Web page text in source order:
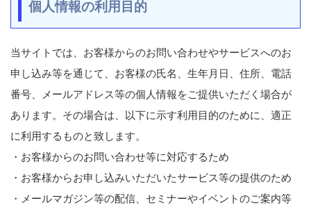
個人情報の利用目的
当サイトでは、お客様からのお問い合わせやサービスへのお
申し込み等を通じて、お客様の氏名、生年月日、住所、電話
番号、メールアドレス等の個人情報をご提供いただく場合が
あります。その場合は、以下に示す利用目的のために、適正
に利用するものと致します。
・お客様からのお問い合わせ等に対応するため
・お客様からお申し込みいただいたサービス等の提供のため
・メールマガジン等の配信、セミナーやイベントのご案内等